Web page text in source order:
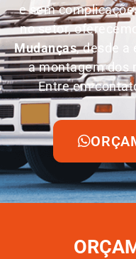
e sem
no setor,
Mudanças, desde a
a montagem dos
Entre em